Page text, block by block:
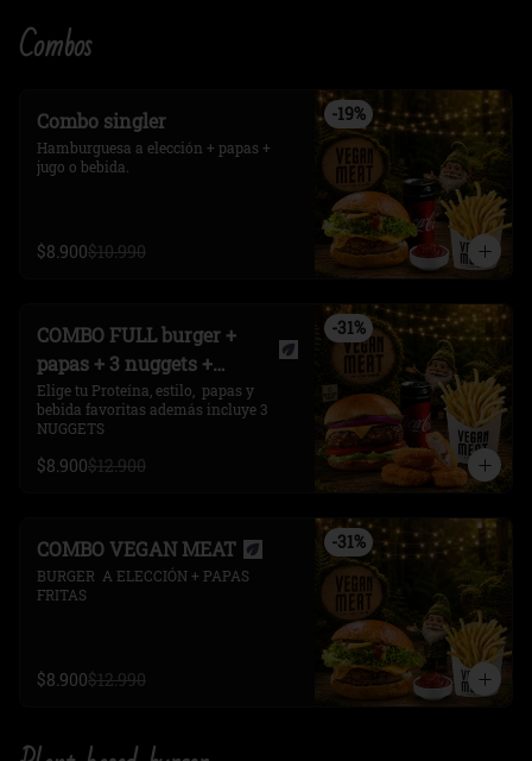
Combos
-19%
Combo singler
Hamburguesa a elección + papas +
jugo o bebida.
$8.900$10.990
-31%
COMBO FULL burger +
papas + 3 nuggets +
bebida
Elige tu Proteína, estilo,  papas y
bebida favoritas además incluye 3
NUGGETS
$8.900$12.900
-31%
COMBO VEGAN MEAT
BURGER  A ELECCIÓN + PAPAS
FRITAS
$8.900$12.990